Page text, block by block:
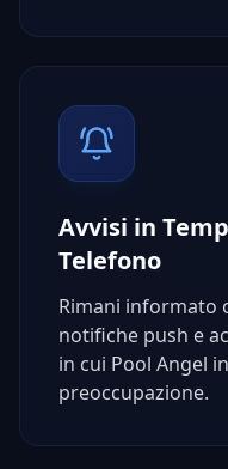
Avvisi in
Telefono
Rimani informato
notifiche push e
in cui Pool Angel
preoccupazione.